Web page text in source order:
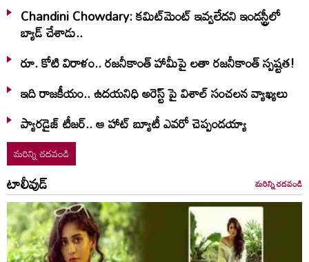
Chandini Chowdary: కమిట్‌మెంట్ ఇవ్వలేదని ఇండస్ట్రీలో
బ్యాడ్ చేశాడు..
రూ. కోటి విరాళం.. రజనీకాంత్ హామీపై లతా రజనీకాంత్ స్పష్టత!
ఇది రాజకీయం.. ఉదయనిధి అరెస్ట్ పై విశాల్ సంచలన వ్యాఖ్యలు
ప్యారడైజ్ టీజర్.. ఆ హాట్ బ్యూటీ ఎవరో చెప్పండయ్యా
మరిన్ని చదవండి
టాలీవుడ్ మరిన్ని చదవండి